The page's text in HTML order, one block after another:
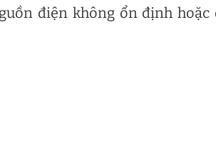
điện không ổn định hoặc